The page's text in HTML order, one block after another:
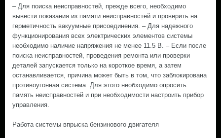
– Для поиска неисправностей, прежде всего, необходимо
вывести показания из памяти неисправностей и проверить на
герметичность вакуумные присоединения. – Для надежного
функционирования всех электрических элементов системы
необходимо наличие напряжения не менее 11.5 В. – Если после
поиска неисправностей, проведения ремонта или проверки
деталей запускается только на короткое время, а затем
останавливается, причина может быть в том, что заблокирована
противоугонная система. Для этого необходимо опросить
память неисправностей и при необходимости настроить прибор
управления.
Работа системы впрыска бензинового двигателя